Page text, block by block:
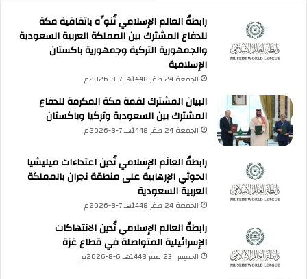
رابطةُ العالم الإسلامي تُنوِّه باتفاقية مكة
للدفاع المشترك بين المملكة العربية السعودية
والجمهورية التركية وجمهورية باكستان
الإسلامية
الجمعة 24 صفر 1448هـ 7-8-2026م
البيان المشترك لقمة مكة المكرمة للدفاع
المشترك بين السعودية وتركيا وباكستان
الجمعة 24 صفر 1448هـ 7-8-2026م
رابطةُ العالَم الإسلامي تُدين اعتداءات ميليشيا
الحوثي الإرهابية على منطقة نجران بالمملكة
العربية السعودية
الجمعة 24 صفر 1448هـ 7-8-2026م
رابطةُ العالم الإسلامي تُدين الانتهاكات
الإسرائيلية المتواصلة في قطاع غزة
الخميس 23 صفر 1448هـ 6-8-2026م